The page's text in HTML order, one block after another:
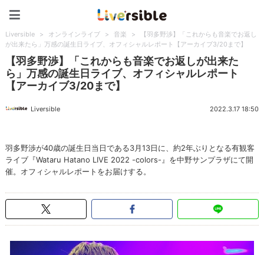
Liversible > オンラインライブ > 音楽 >
【羽多野渉】「これからも音楽でお返し
が出来たら」万感の誕生日ライブ、オフィシャルレポート【アーカイブ3/20まで】
【羽多野渉】「これからも音楽でお返しが出来た
ら」万感の誕生日ライブ、オフィシャルレポート
【アーカイブ3/20まで】
Liversible 2022.3.17 18:50
羽多野渉が40歳の誕生日当日である3月13日に、約2年ぶりとなる有観客
ライブ『Wataru Hatano LIVE 2022 -colors-』を中野サンプラザにて開
催。オフィシャルレポートをお届けする。